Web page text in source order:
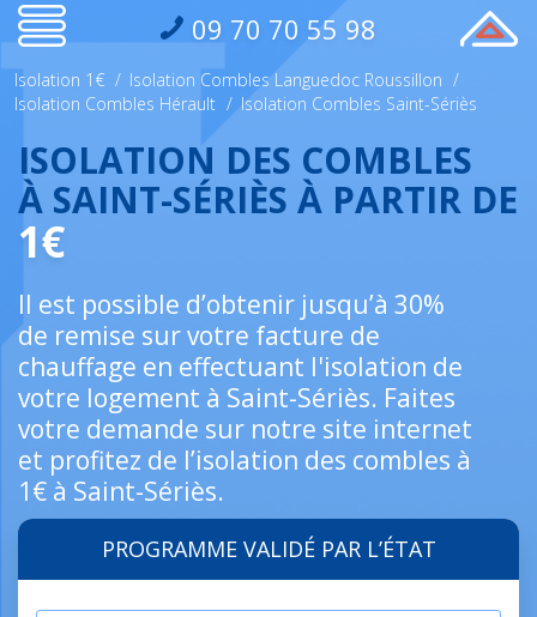
09 70 70 55 98
Isolation 1€ / Isolation Combles Languedoc Roussillon /
Isolation Combles Hérault / Isolation Combles Saint-Sériès
ISOLATION DES COMBLES
À SAINT-SÉRIÈS À PARTIR DE
1€
Il est possible d’obtenir jusqu’à 30%
de remise sur votre facture de
chauffage en effectuant l'isolation de
votre logement à Saint-Sériès. Faites
votre demande sur notre site internet
et profitez de l’isolation des combles à
1€ à Saint-Sériès.
PROGRAMME VALIDÉ PAR L’ÉTAT